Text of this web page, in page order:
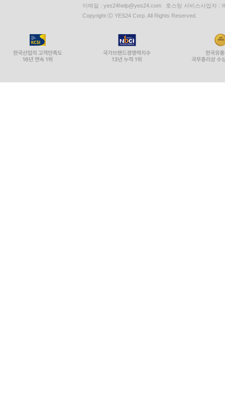
이메일 : yes24help@yes24.com 호스팅 서비스사업자 :
Copyright ⓒ YES24 Corp. All Rights Reserved.